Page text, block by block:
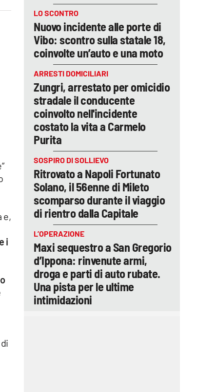
e,
i
LO SCONTRO
Nuovo incidente alle porte di
Vibo: scontro sulla statale 18,
coinvolte un’auto e una moto
ARRESTI DOMICILIARI
Zungri, arrestato per omicidio
stradale il conducente
coinvolto nell'incidente
costato la vita a Carmelo
Purita
SOSPIRO DI SOLLIEVO
Ritrovato a Napoli Fortunato
Solano, il 56enne di Mileto
scomparso durante il viaggio
di rientro dalla Capitale
L’OPERAZIONE
Maxi sequestro a San Gregorio
d’Ippona: rinvenute armi,
droga e parti di auto rubate.
Una pista per le ultime
intimidazioni